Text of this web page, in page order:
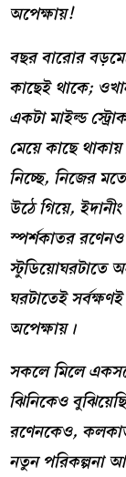
অপেক্ষায়!
বছর বারোর
কাছেই থাকে;
একটা মাইল্ড
মেয়ে কাছে
নিচ্ছে, নিজের
উঠে গিয়ে,
স্পর্শকাতর
স্টুডিয়োঘরটাতে
ঘরটাতেই
অপেক্ষায়।
সকলে মিলে
ঝিনিকেও
রণেনকেও,
নতুন পরিকল্পনা